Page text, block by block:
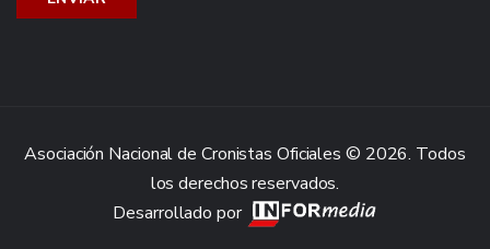
Asociación Nacional de Cronistas Oficiales © 2026. Todos
los derechos reservados.
Desarrollado por